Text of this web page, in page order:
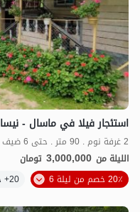
استئجار فيلا في ماسال - نيسا
2 غرفة نوم . 90 متر . حتى 6 ضيف
الليلة من 3,000,000 تومان
20٪ خصم من ليلة 6
20+ حجز ناجح